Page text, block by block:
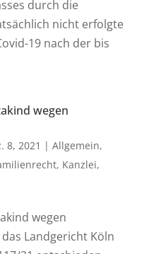
durch die
nicht erfolgte
19 nach der bis
wegen
8, 2021 | Allgemein,
, Kanzlei,
wegen
Landgericht Köln